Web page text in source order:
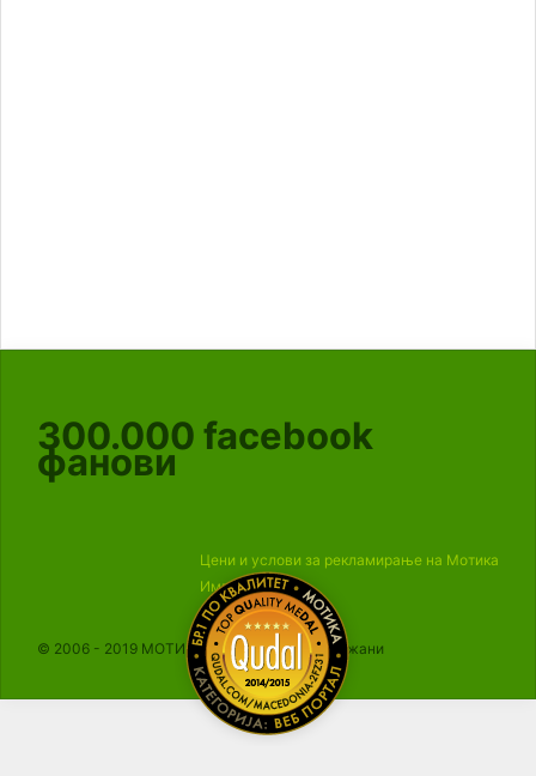
300.000 facebook
фанови
Цени и услови за рекламирање на Мотика
Импресум
© 2006 - 2019 МОТИКА, Сите права се задржани